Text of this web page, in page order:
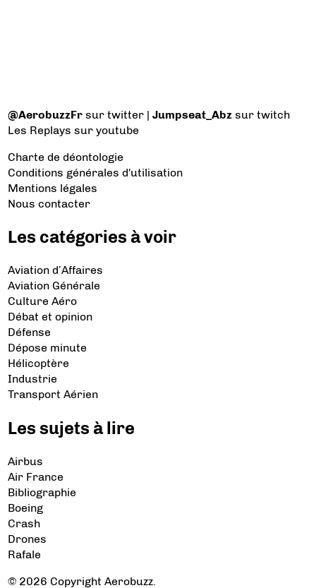
@AerobuzzFr sur twitter |Jumpseat_Abz sur twitch
Les Replays sur youtube
Charte de déontologie
Conditions générales d'utilisation
Mentions légales
Nous contacter
Les catégories à voir
Aviation d’Affaires
Aviation Générale
Culture Aéro
Débat et opinion
Défense
Dépose minute
Hélicoptère
Industrie
Transport Aérien
Les sujets à lire
Airbus
Air France
Bibliographie
Boeing
Crash
Drones
Rafale
© 2026 Copyright Aerobuzz.